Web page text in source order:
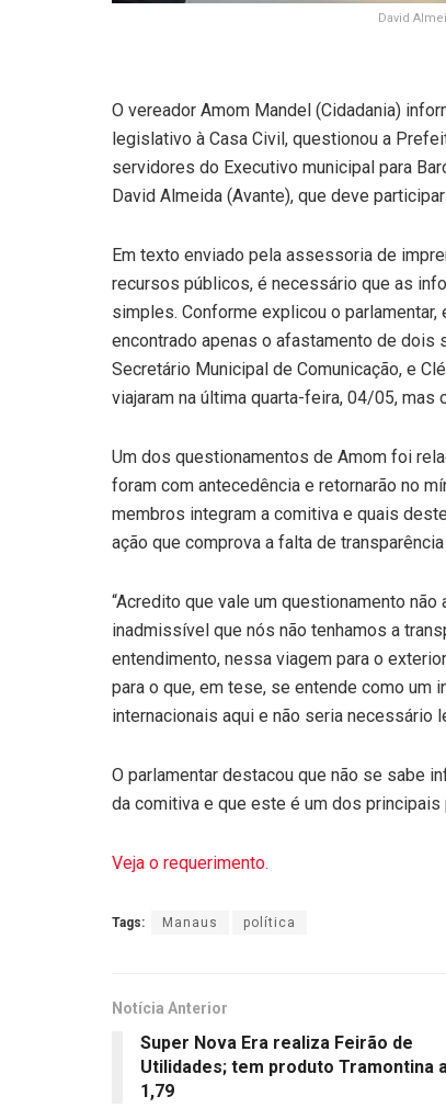
David
O vereador Amom Mandel (Cidadania)
legislativo à Casa Civil, questionou a
servidores do Executivo municipal para
David Almeida (Avante), que deve
Em texto enviado pela assessoria de
recursos públicos, é necessário que as
simples. Conforme explicou o
encontrado apenas o afastamento de dois
Secretário Municipal de Comunicação, e
viajaram na última quarta-feira, 04/05,
Um dos questionamentos de Amom foi
foram com antecedência e retornarão no
membros integram a comitiva e quais
ação que comprova a falta de
“Acredito que vale um questionamento
inadmissível que nós não tenhamos a
entendimento, nessa viagem para o
para o que, em tese, se entende como
internacionais aqui e não seria necessário
O parlamentar destacou que não se sabe
da comitiva e que este é um dos
Veja o requerimento.
Tags: Manaus política
Notícia Anterior
Super Nova Era realiza Feirão de
Utilidades; tem produto Tramontina
1,79